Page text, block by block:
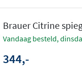
gemaakt van geborsteld
Brauer Citrine
vandaag besteld,
344,-